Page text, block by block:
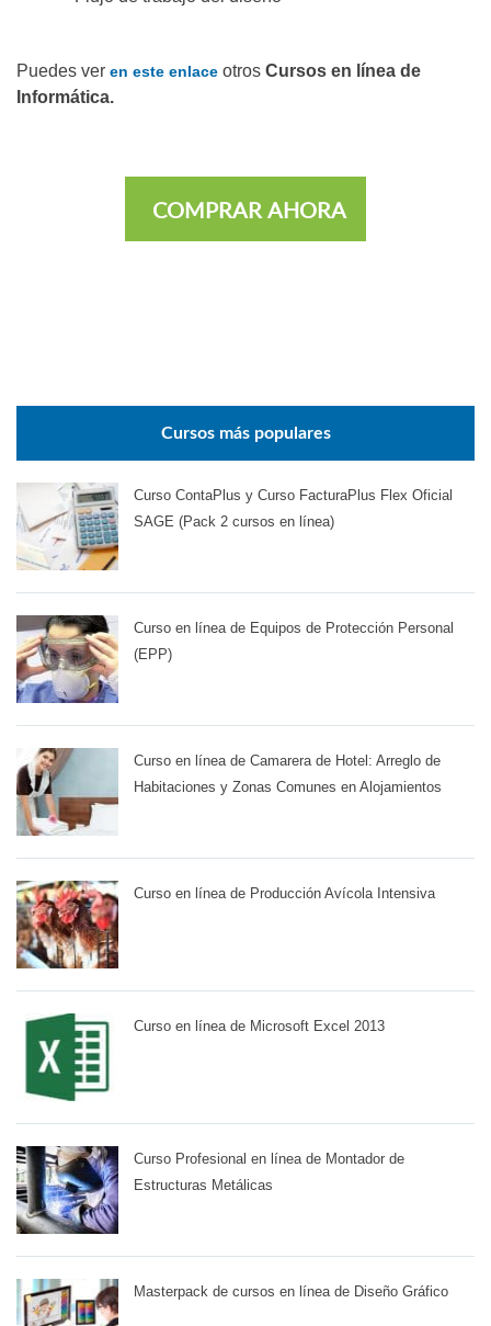
Puedes ver en este enlace otros Cursos en línea de
Informática.
COMPRAR AHORA
Cursos más populares
Curso ContaPlus y Curso FacturaPlus Flex Oficial
SAGE (Pack 2 cursos en línea)
Curso en línea de Equipos de Protección Personal
(EPP)
Curso en línea de Camarera de Hotel: Arreglo de
Habitaciones y Zonas Comunes en Alojamientos
Curso en línea de Producción Avícola Intensiva
Curso en línea de Microsoft Excel 2013
Curso Profesional en línea de Montador de
Estructuras Metálicas
Masterpack de cursos en línea de Diseño Gráfico